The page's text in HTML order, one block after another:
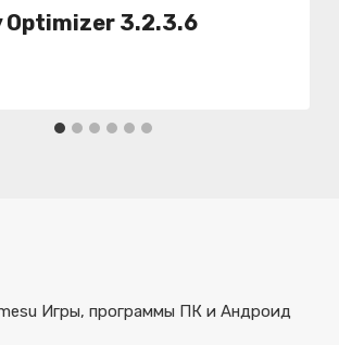
3.2.3.6
Игры, программы ПК и Андроид